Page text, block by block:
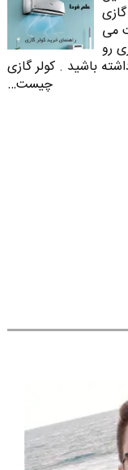
می
رو
باشید . کولر گازی
چیست…